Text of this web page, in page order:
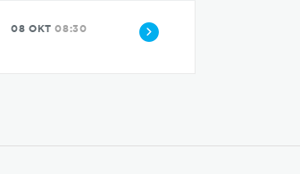
08 OKT 08:30